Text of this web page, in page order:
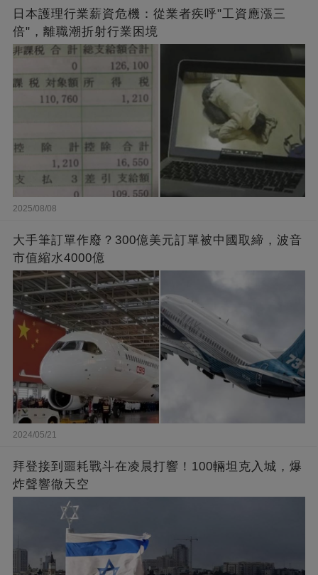
日本護理行業薪資危機：從業者疾呼"工資應漲三
倍"，離職潮折射行業困境
2025/08/08
大手筆訂單作廢？300億美元訂單被中國取締，波音
市值縮水4000億
2024/05/21
拜登接到噩耗戰斗在凌晨打響！100輛坦克入城，爆
炸聲響徹天空